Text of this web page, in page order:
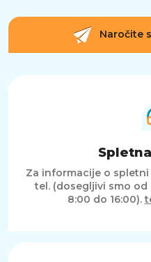
Naročite
Za informacije o
tel. (dosegljivi smo
8:00 do 16:00).